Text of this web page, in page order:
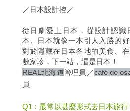
／日本設計控／
從日劇愛上日本，從設計認識
本。日本就像一本引人入勝的
對於隱藏在日本各地的美食、
數家珍，下一站，還是日本！
REAL北海道管理員／café de
員
Q1：最常以甚麼形式去日本旅行